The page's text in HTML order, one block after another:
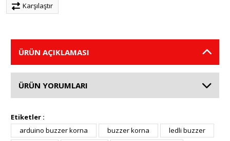
Karşılaştır
ÜRÜN AÇIKLAMASI
ÜRÜN YORUMLARI
Etiketler :
arduino buzzer korna
buzzer korna
ledli buzzer